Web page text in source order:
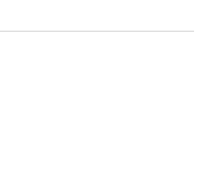
stručně v bodech.